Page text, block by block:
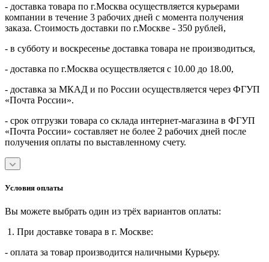
- доставка товара по г.Москва осуществляется курьерами
компании в течение 3 рабочих дней с момента получения
заказа. Стоимость доставки по г.Москве - 350 рублей,
- в субботу и воскресенье доставка товара не производиться,
- доставка по г.Москва осуществляется с 10.00 до 18.00,
- доставка за МКАД и по России осуществляется через ФГУП
«Почта России».
- срок отгрузки товара со склада интернет-магазина в ФГУП
«Почта России» составляет не более 2 рабочих дней после
получения оплаты по выставленному счету.
Условия оплаты
Вы можете выбрать один из трёх вариантов оплаты:
1. При доставке товара в г. Москве:
- оплата за товар производится наличными Курьеру.